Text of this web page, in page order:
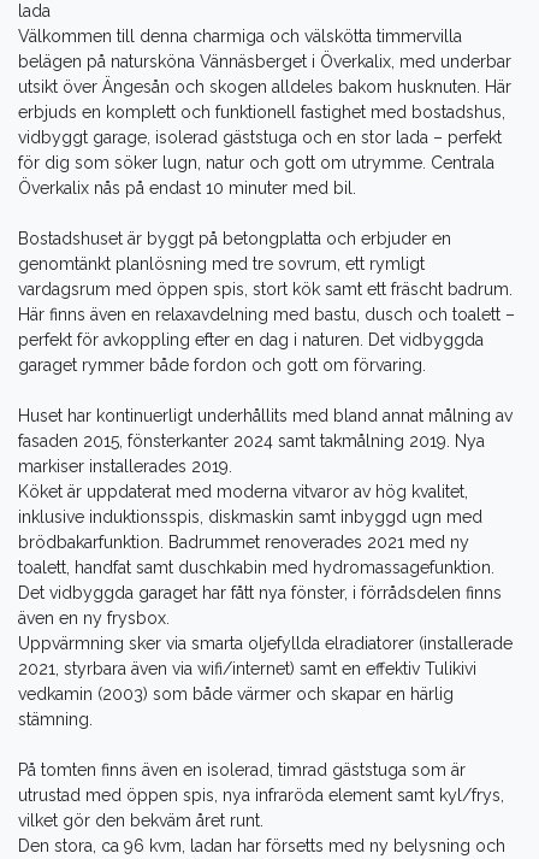
lada
Välkommen till denna charmiga och välskötta timmervilla
belägen på natursköna Vännäsberget i Överkalix, med underbar
utsikt över Ängesån och skogen alldeles bakom husknuten. Här
erbjuds en komplett och funktionell fastighet med bostadshus,
vidbyggt garage, isolerad gäststuga och en stor lada – perfekt
för dig som söker lugn, natur och gott om utrymme. Centrala
Överkalix nås på endast 10 minuter med bil.
Bostadshuset är byggt på betongplatta och erbjuder en
genomtänkt planlösning med tre sovrum, ett rymligt
vardagsrum med öppen spis, stort kök samt ett fräscht badrum.
Här finns även en relaxavdelning med bastu, dusch och toalett –
perfekt för avkoppling efter en dag i naturen. Det vidbyggda
garaget rymmer både fordon och gott om förvaring.
Huset har kontinuerligt underhållits med bland annat målning av
fasaden 2015, fönsterkanter 2024 samt takmålning 2019. Nya
markiser installerades 2019.
Köket är uppdaterat med moderna vitvaror av hög kvalitet,
inklusive induktionsspis, diskmaskin samt inbyggd ugn med
brödbakarfunktion. Badrummet renoverades 2021 med ny
toalett, handfat samt duschkabin med hydromassagefunktion.
Det vidbyggda garaget har fått nya fönster, i förrådsdelen finns
även en ny frysbox.
Uppvärmning sker via smarta oljefyllda elradiatorer (installerade
2021, styrbara även via wifi/internet) samt en effektiv Tulikivi
vedkamin (2003) som både värmer och skapar en härlig
stämning.
På tomten finns även en isolerad, timrad gäststuga som är
utrustad med öppen spis, nya infraröda element samt kyl/frys,
vilket gör den bekväm året runt.
Den stora, ca 96 kvm, ladan har försetts med ny belysning och